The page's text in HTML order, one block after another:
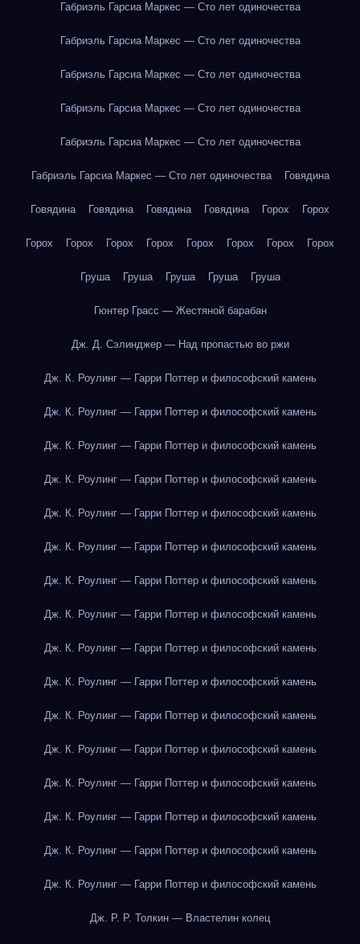
Габриэль Гарсиа Маркес — Сто лет одиночества
Габриэль Гарсиа Маркес — Сто лет одиночества
Габриэль Гарсиа Маркес — Сто лет одиночества
Габриэль Гарсиа Маркес — Сто лет одиночества
Габриэль Гарсиа Маркес — Сто лет одиночества
Габриэль Гарсиа Маркес — Сто лет одиночества Говядина
Говядина Говядина Говядина Говядина Горох Горох
Горох Горох Горох Горох Горох Горох Горох Горох
Груша Груша Груша Груша Груша
Гюнтер Грасс — Жестяной барабан
Дж. Д. Сэлинджер — Над пропастью во ржи
Дж. К. Роулинг — Гарри Поттер и философский камень
Дж. К. Роулинг — Гарри Поттер и философский камень
Дж. К. Роулинг — Гарри Поттер и философский камень
Дж. К. Роулинг — Гарри Поттер и философский камень
Дж. К. Роулинг — Гарри Поттер и философский камень
Дж. К. Роулинг — Гарри Поттер и философский камень
Дж. К. Роулинг — Гарри Поттер и философский камень
Дж. К. Роулинг — Гарри Поттер и философский камень
Дж. К. Роулинг — Гарри Поттер и философский камень
Дж. К. Роулинг — Гарри Поттер и философский камень
Дж. К. Роулинг — Гарри Поттер и философский камень
Дж. К. Роулинг — Гарри Поттер и философский камень
Дж. К. Роулинг — Гарри Поттер и философский камень
Дж. К. Роулинг — Гарри Поттер и философский камень
Дж. К. Роулинг — Гарри Поттер и философский камень
Дж. К. Роулинг — Гарри Поттер и философский камень
Дж. Р. Р. Толкин — Властелин колец